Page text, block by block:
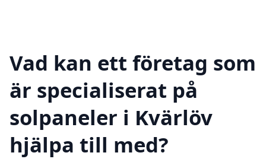
Vad kan ett företag som
är specialiserat på
solpaneler i Kvärlöv
hjälpa till med?